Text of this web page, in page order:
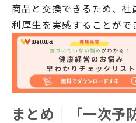
商品と交換できるため、
利厚生を実感することがで
まとめ｜「一次予